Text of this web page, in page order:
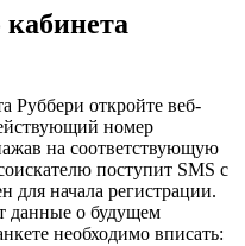
Руббери откройте веб-
номер
на соответствующую
поступит SMS с
начала регистрации.
данные о будущем
необходимо вписать: